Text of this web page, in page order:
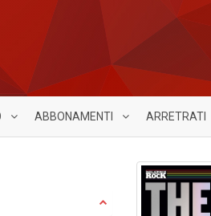
ABBONAMENTI ARRETRATI